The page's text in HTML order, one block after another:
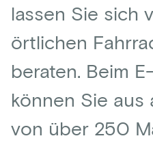
lassen Sie sich
örtlichen
beraten. Beim
können Sie aus
von über 250